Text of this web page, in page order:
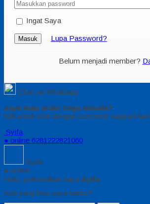
Ingat Saya
Masuk Lupa Password?
Belum menjadi member?
Chat via Whatsapp
saya mau order toga wisuda?
Klik untuk chat dengan customer support
Syifa
● online 6281222821060
Syifa
● online
Halo, perkenalkan saya Syifa
Ada yang bisa saya bantu?